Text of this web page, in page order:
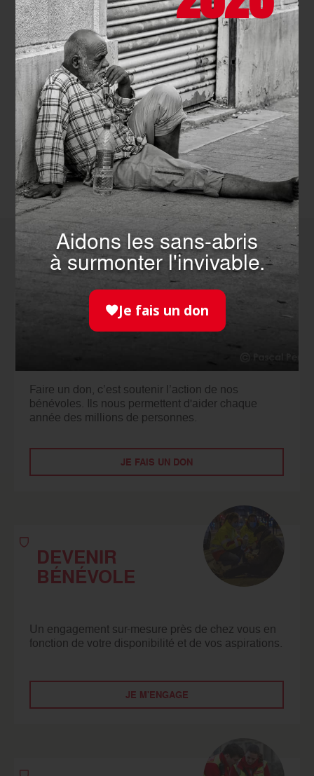
et des grandes maladies
endémiques 2026
EN SAVOIR PLUS
TOUTES LES ACTUALITÉS
Comment agiravec nous ?
NOUS
Faire un don, c’est soutenir l’action de nos
bénévoles. Ils nous permettent d'aider chaque
année des millions de personnes.
JE FAIS UN DON
DEVENIR
BÉNÉVOLE
Un engagement sur-mesure près de chez vous en
fonction de votre disponibilité et de vos aspirations.
JE M'ENGAGE
Aidons les sans-abris
à surmonter l'invivable.
Je fais un don